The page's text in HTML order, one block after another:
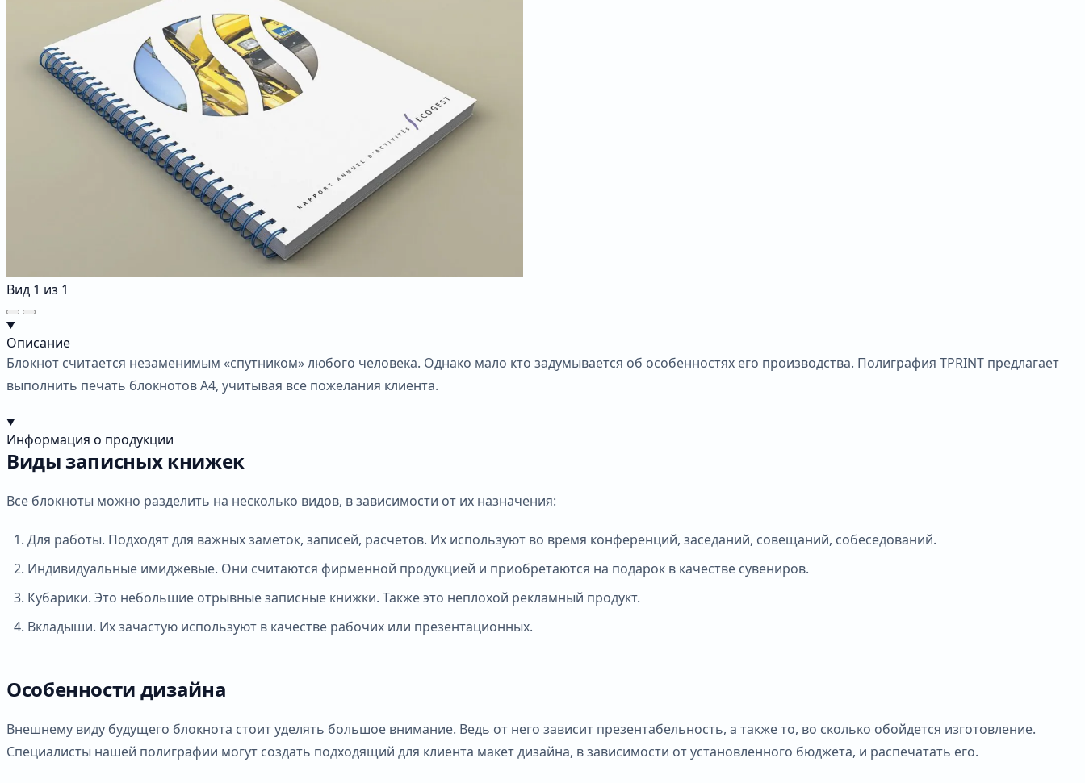
Вид 1 из 1
Описание
Блокнот считается незаменимым «спутником» любого человека. Однако мало кто задумывается об особенностях его производства. Полиграфия TPRINT предлагает
выполнить печать блокнотов А4, учитывая все пожелания клиента.
Информация о продукции
Виды записных книжек
Все блокноты можно разделить на несколько видов, в зависимости от их назначения:
Для работы. Подходят для важных заметок, записей, расчетов. Их используют во время конференций, заседаний, совещаний, собеседований.
Индивидуальные имиджевые. Они считаются фирменной продукцией и приобретаются на подарок в качестве сувениров.
Кубарики. Это небольшие отрывные записные книжки. Также это неплохой рекламный продукт.
Вкладыши. Их зачастую используют в качестве рабочих или презентационных.
Особенности дизайна
Внешнему виду будущего блокнота стоит уделять большое внимание. Ведь от него зависит презентабельность, а также то, во сколько обойдется изготовление.
Специалисты нашей полиграфии могут создать подходящий для клиента макет дизайна, в зависимости от установленного бюджета, и распечатать его.